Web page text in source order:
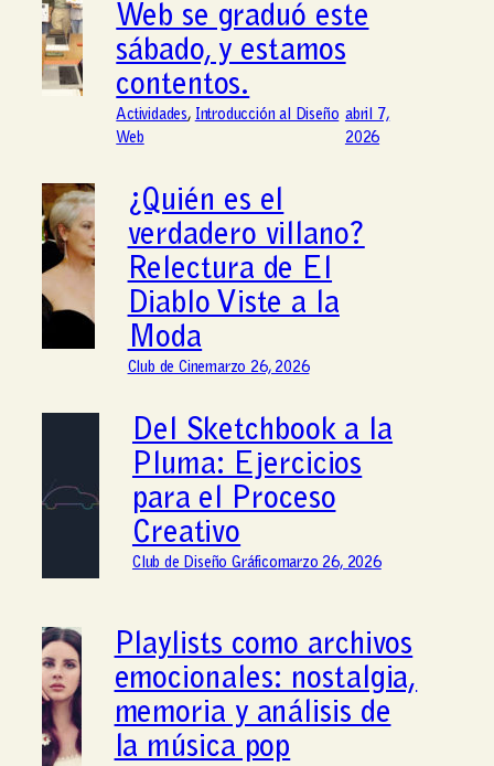
Web se graduó este
sábado, y estamos
contentos.
Actividades, Introducción al Diseño
Web
abril 7,
2026
¿Quién es el
verdadero villano?
Relectura de El
Diablo Viste a la
Moda
Club de Cinemarzo 26, 2026
Del Sketchbook a la
Pluma: Ejercicios
para el Proceso
Creativo
Club de Diseño Gráficomarzo 26, 2026
Playlists como archivos
emocionales: nostalgia,
memoria y análisis de
la música pop